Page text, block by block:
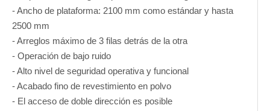
- Ancho de plataforma: 2100 mm como estándar y hasta
2500 mm
- Arreglos máximo de 3 filas detrás de la otra
- Operación de bajo ruido
- Alto nivel de seguridad operativa y funcional
- Acabado fino de revestimiento en polvo
- El acceso de doble dirección es posible